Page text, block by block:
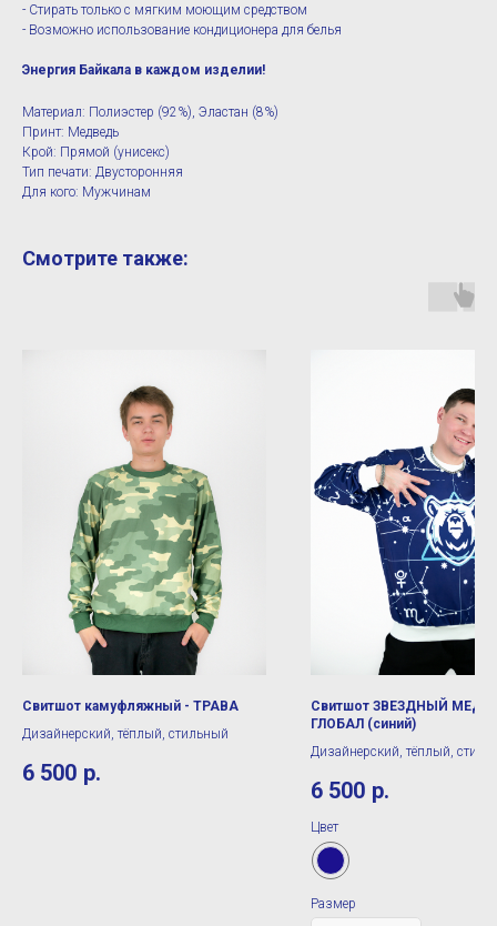
- Стирать только с мягким моющим средством
- Возможно использование кондиционера для белья
Энергия Байкала в каждом изделии!
Материал: Полиэстер (92%), Эластан (8%)
Принт: Медведь
Крой: Прямой (унисекс)
Тип печати: Двусторонняя
Для кого: Мужчинам
Смотрите также:
Свитшот камуфляжный - ТРАВА
Дизайнерский, тёплый, стильный
6 500 р.
Свитшот ЗВЕЗДНЫЙ
ГЛОБАЛ (синий)
Дизайнерский, тёплый,
6 500 р.
Цвет
Размер